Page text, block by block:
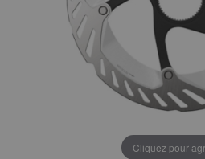
Cliquez pour